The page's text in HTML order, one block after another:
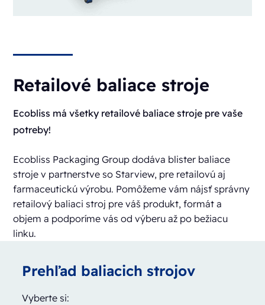
Retailové baliace stroje
Ecobliss má všetky retailové baliace stroje pre vaše
potreby!
Ecobliss Packaging Group dodáva blister baliace
stroje v partnerstve so Starview, pre retailovú aj
farmaceutickú výrobu. Pomôžeme vám nájsť správny
retailový baliaci stroj pre váš produkt, formát a
objem a podporíme vás od výberu až po bežiacu
linku.
Prehľad baliacich strojov
Vyberte si: